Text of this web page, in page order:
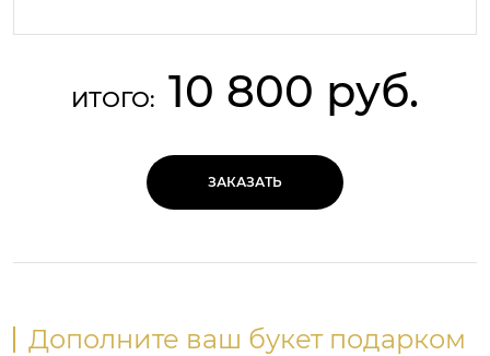
ИТОГО: 10 800 руб.
ЗАКАЗАТЬ
Дополните ваш букет подарком